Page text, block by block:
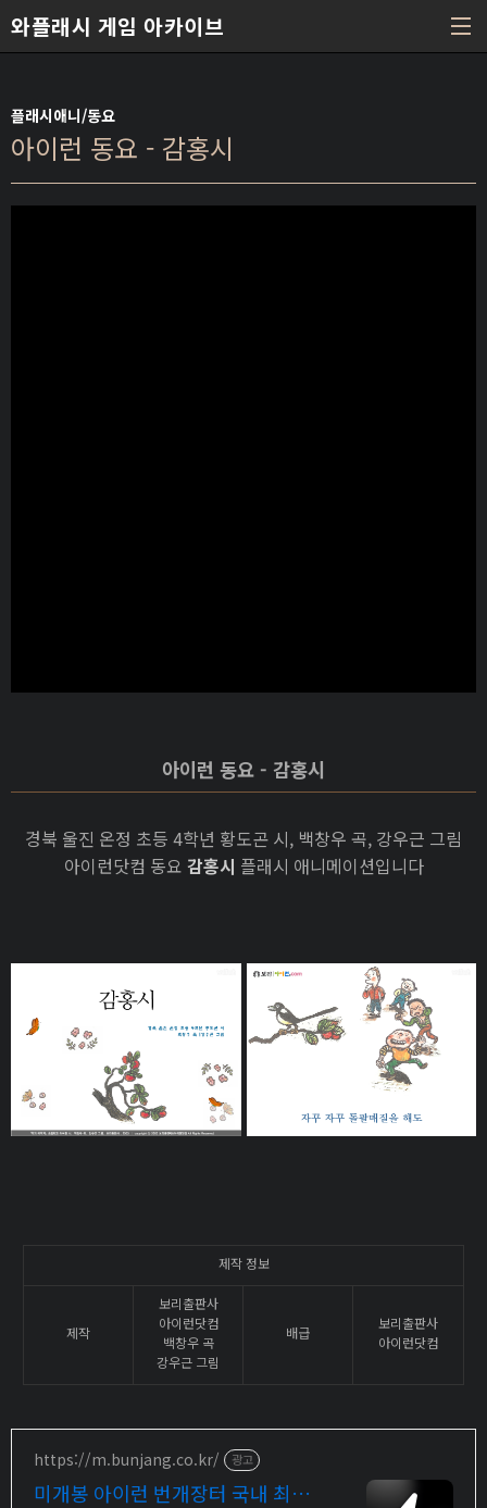
와플래시 게임 아카이브
플래시애니/동요
아이런 동요 - 감홍시
아이런 동요 - 감홍시
경북 울진 온정 초등 4학년 황도곤 시, 백창우 곡, 강우근 그림
아이런닷컴 동요 감홍시 플래시 애니메이션입니다
제작 정보
제작
보리출판사
아이런닷컴
백창우 곡
강우근 그림
배급
보리출판사
아이런닷컴
https://m.bunjang.co.kr/ 광고
미개봉 아이런 번개장터 국내 최대